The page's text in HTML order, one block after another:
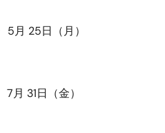
月 25日（月）
月 31日（金）